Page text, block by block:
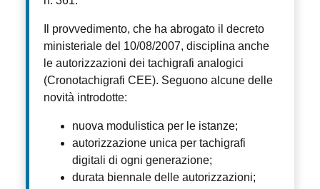
Il provvedimento, che ha abrogato il decreto
ministeriale del 10/08/2007, disciplina anche
le autorizzazioni dei tachigrafi analogici
(Cronotachigrafi CEE). Seguono alcune delle
novità introdotte:
nuova modulistica per le istanze;
autorizzazione unica per tachigrafi
digitali di ogni generazione;
durata biennale delle autorizzazioni;